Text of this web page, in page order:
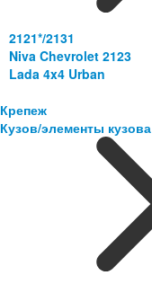
2121*/2131
Niva Chevrolet 2123
Lada 4x4 Urban
Крепеж
Кузов/элементы кузова